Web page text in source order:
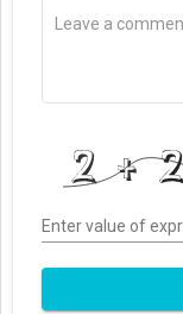
Enter value of